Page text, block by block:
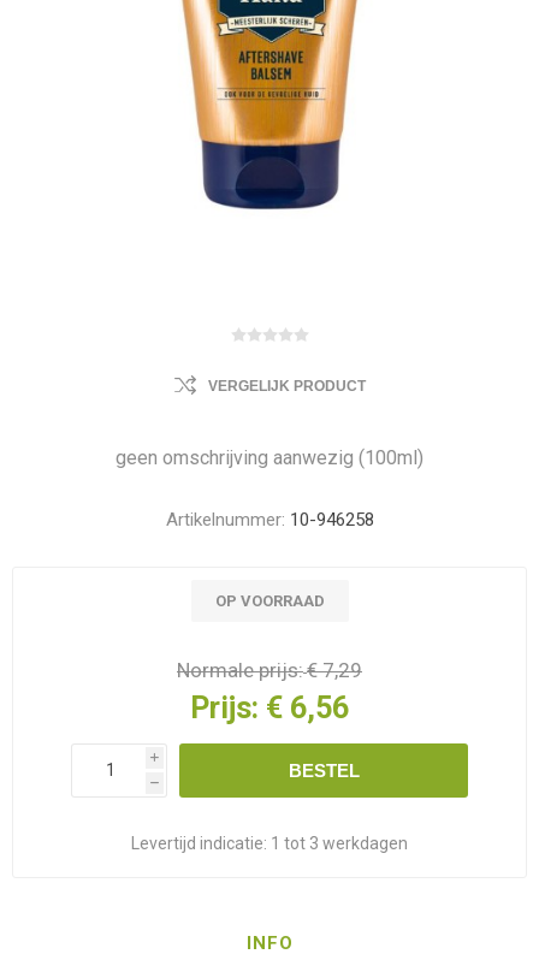
VERGELIJK PRODUCT
geen omschrijving aanwezig (100ml)
Artikelnummer: 10-946258
OP VOORRAAD
Normale prijs:€ 7,29
Prijs: € 6,56
i
h
BESTEL
Levertijd indicatie: 1 tot 3 werkdagen
INFO